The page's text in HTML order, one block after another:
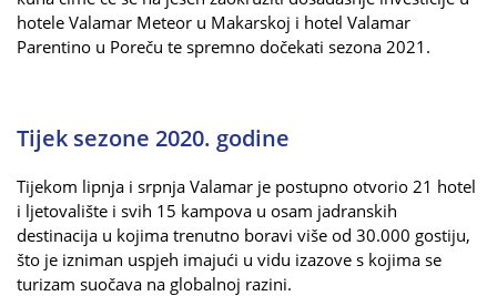
hotele Valamar Meteor u Makarskoj i hotel Valamar
Parentino u Poreču te spremno dočekati sezona 2021.
Tijek sezone 2020. godine
Tijekom lipnja i srpnja Valamar je postupno otvorio 21 hotel
i ljetovalište i svih 15 kampova u osam jadranskih
destinacija u kojima trenutno boravi više od 30.000 gostiju,
što je izniman uspjeh imajući u vidu izazove s kojima se
turizam suočava na globalnoj razini.